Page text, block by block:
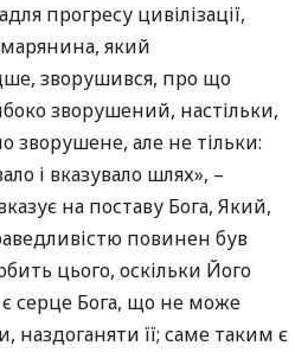
прогресу цивілізації,
який
зворушився, про що
зворушений, настільки,
зворушене, але не тільки:
і вказувало шлях», –
на поставу Бога, Який,
повинен був
цього, оскільки Його
серце Бога, що не може
її; саме таким є